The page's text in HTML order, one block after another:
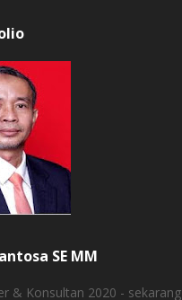
SE MM
& Konsultan 2020 - sekarang